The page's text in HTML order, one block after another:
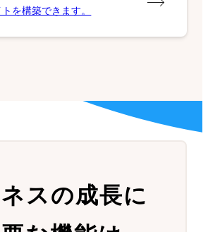
を構築できます。
スの成長に